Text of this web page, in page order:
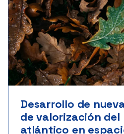
Desarrollo de
de valorización
atlántico en